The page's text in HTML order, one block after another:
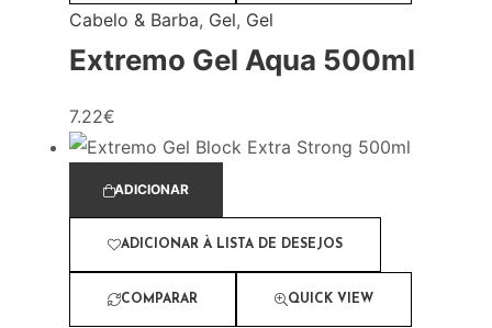
Cabelo & Barba, Gel, Gel
Extremo Gel Aqua 500ml
7.22€
ADICIONAR
ADICIONAR À LISTA DE DESEJOS
COMPARAR QUICK VIEW